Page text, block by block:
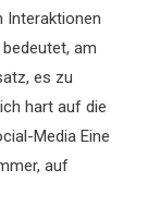
Interaktionen
am
es zu
hart auf die
Media Eine
auf